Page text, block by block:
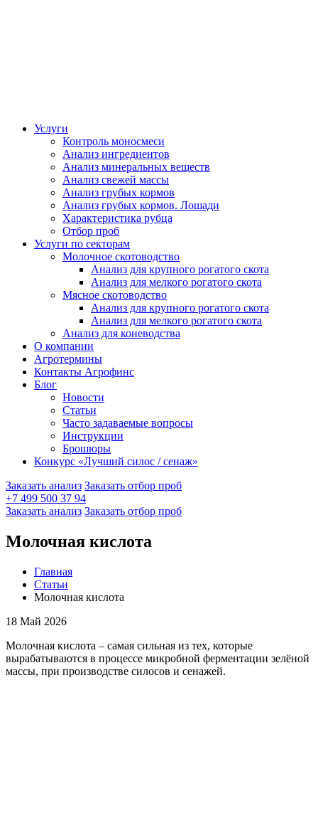
Услуги
Контроль моносмеси
Анализ ингредиентов
Анализ минеральных веществ
Анализ свежей массы
Анализ грубых кормов
Анализ грубых кормов. Лошади
Характеристика рубца
Отбор проб
Услуги по секторам
Молочное скотоводство
Анализ для крупного рогатого скота
Анализ для мелкого рогатого скота
Мясное скотоводство
Анализ для крупного рогатого скота
Анализ для мелкого рогатого скота
Анализ для коневодства
О компании
Агротермины
Контакты Агрофинс
Блог
Новости
Статьи
Часто задаваемые вопросы
Инструкции
Брошюры
Конкурс «Лучший силос / сенаж»
Заказать анализ Заказать отбор проб
+7 499 500 37 94
Заказать анализ Заказать отбор проб
Молочная кислота
Главная
Статьи
Молочная кислота
18 Май 2026
Молочная кислота – самая сильная из тех, которые
вырабатываются в процессе микробной ферментации зелёной
массы, при производстве силосов и сенажей.